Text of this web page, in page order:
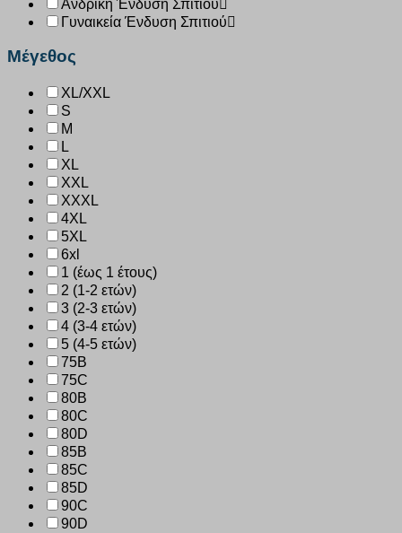
Ανδρική Ένδυση Σπιτιού
Γυναικεία Ένδυση Σπιτιού
Μέγεθος
XL/XXL
S
M
L
XL
XXL
XXXL
4XL
5XL
6xl
1 (έως 1 έτους)
2 (1-2 ετών)
3 (2-3 ετών)
4 (3-4 ετών)
5 (4-5 ετών)
75B
75C
80B
80C
80D
85B
85C
85D
90C
90D